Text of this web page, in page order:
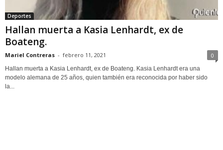
Deportes
Hallan muerta a Kasia Lenhardt, ex de
Boateng.
Mariel Contreras - febrero 11, 2021 0
Hallan muerta a Kasia Lenhardt, ex de Boateng. Kasia Lenhardt era una
modelo alemana de 25 años, quien también era reconocida por haber sido
la...